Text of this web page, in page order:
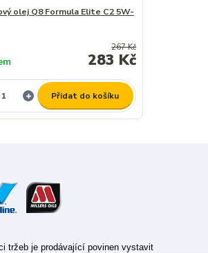
olej Q8 Formula Elite C2 5W-
267 Kč
283 Kč
Přidat do košíku
tržeb je prodávající povinen vystavit